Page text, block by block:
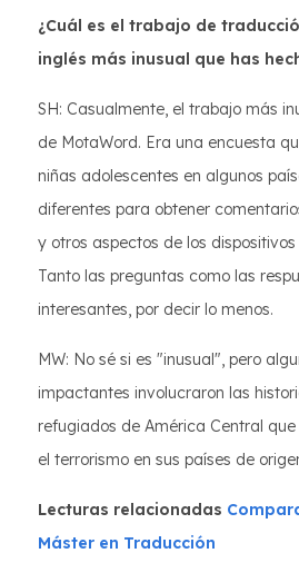
¿Cuál es el trabajo de
inglés más inusual que has
SH: Casualmente, el trabajo más
de MotaWord. Era una encuesta
niñas adolescentes en algunos
diferentes para obtener
y otros aspectos de los
Tanto las preguntas como las
interesantes, por decir lo menos.
MW: No sé si es "inusual", pero
impactantes involucraron las
refugiados de América Central
el terrorismo en sus países de
Lecturas relacionadas
Máster en Traducción